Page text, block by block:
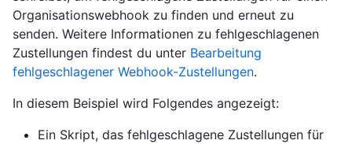
Organisationswebhook zu finden und erneut zu
senden. Weitere Informationen zu fehlgeschlagenen
Zustellungen findest du unter Bearbeitung
fehlgeschlagener Webhook-Zustellungen.
In diesem Beispiel wird Folgendes angezeigt:
Ein Skript, das fehlgeschlagene Zustellungen für